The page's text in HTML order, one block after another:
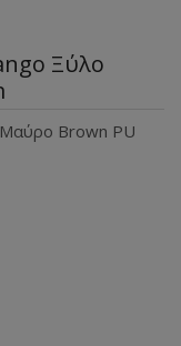
Ξύλο
Brown PU